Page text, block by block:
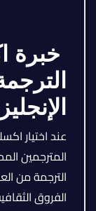
خبرة
عند اختيار
المترجمين
الترجمة من
الفروق